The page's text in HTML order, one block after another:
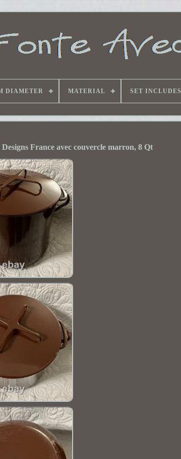
DIAMETER MATERIAL SET INCLUDES
France avec couvercle marron, 8 Qt